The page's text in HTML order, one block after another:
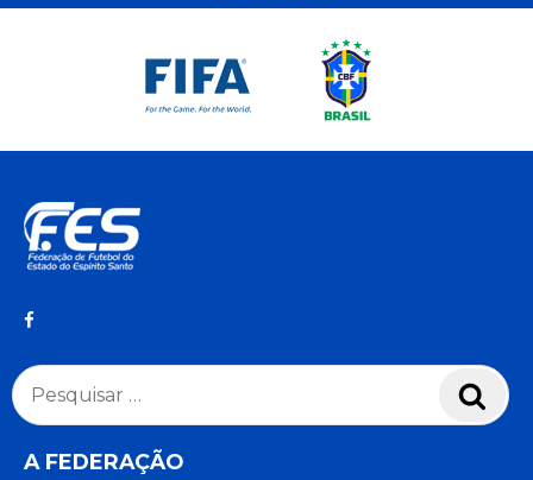
Pesquisar
por:
A FEDERAÇÃO